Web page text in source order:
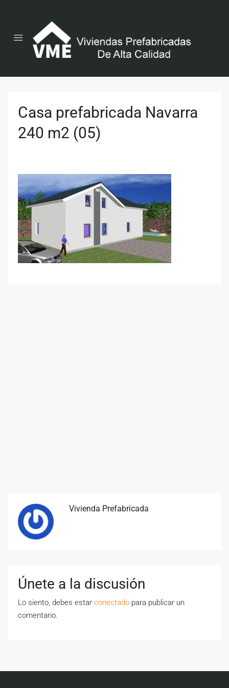
Casa prefabricada Navarra
240 m2 (05)
Vivienda Prefabricada
Únete a la discusión
Lo siento, debes estar conectado para publicar un
comentario.